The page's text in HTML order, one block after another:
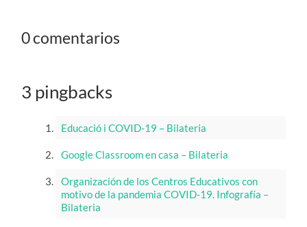
0 comentarios
3 pingbacks
Educació i COVID-19 – Bilateria
Google Classroom en casa – Bilateria
Organización de los Centros Educativos con
motivo de la pandemia COVID-19. Infografía –
Bilateria